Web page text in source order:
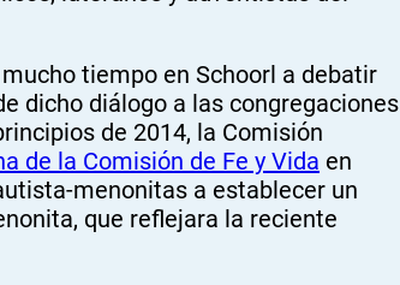
tiempo en Schoorl a debatir
dicho diálogo a las congregaciones
de 2014, la Comisión
de la Comisión de Fe y Vida en
menonitas a establecer un
que reflejara la reciente